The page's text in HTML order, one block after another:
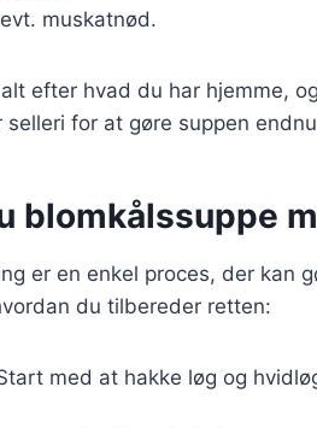
muskatnød.
efter hvad du har hjemme,
for at gøre suppen
blomkålssuppe
er en enkel proces, der kan
du tilbereder retten:
med at hakke løg og